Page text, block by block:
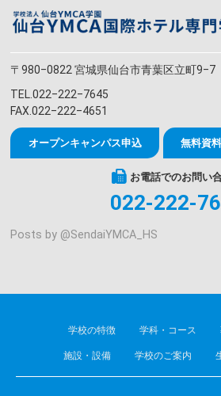
〒980‒0822 宮城県仙台市青葉区立町
TEL.022‒222‒7645
FAX.022‒222‒4651
オープンキャンパス申込 無料資
お電話でのお問い
022-222-
Posts by @SendaiYMCA_HS
学校の特徴 学科・コース
施設・設備 学校のご案内